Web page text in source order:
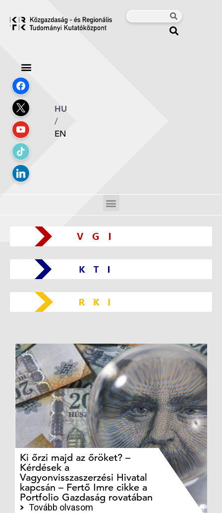
HU
/
EN
Ki őrzi majd az őröket? –
Kérdések a
Vagyonvisszaszerzési Hivatal
kapcsán – Fertő Imre cikke a
Portfolio Gazdaság rovatában
Tovább olvasom